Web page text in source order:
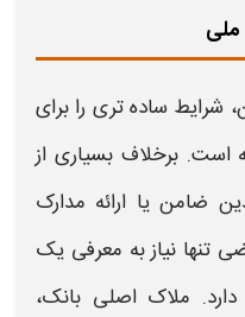
ملی
شرایط ساده‌ تری را برای
است. برخلاف بسیاری از
ضامن یا ارائه مدارک
تنها نیاز به معرفی یک
ملاک اصلی بانک،